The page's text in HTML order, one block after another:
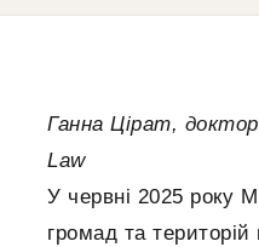
Ганна Цірат,
Law
У червні 2025 року
громад та